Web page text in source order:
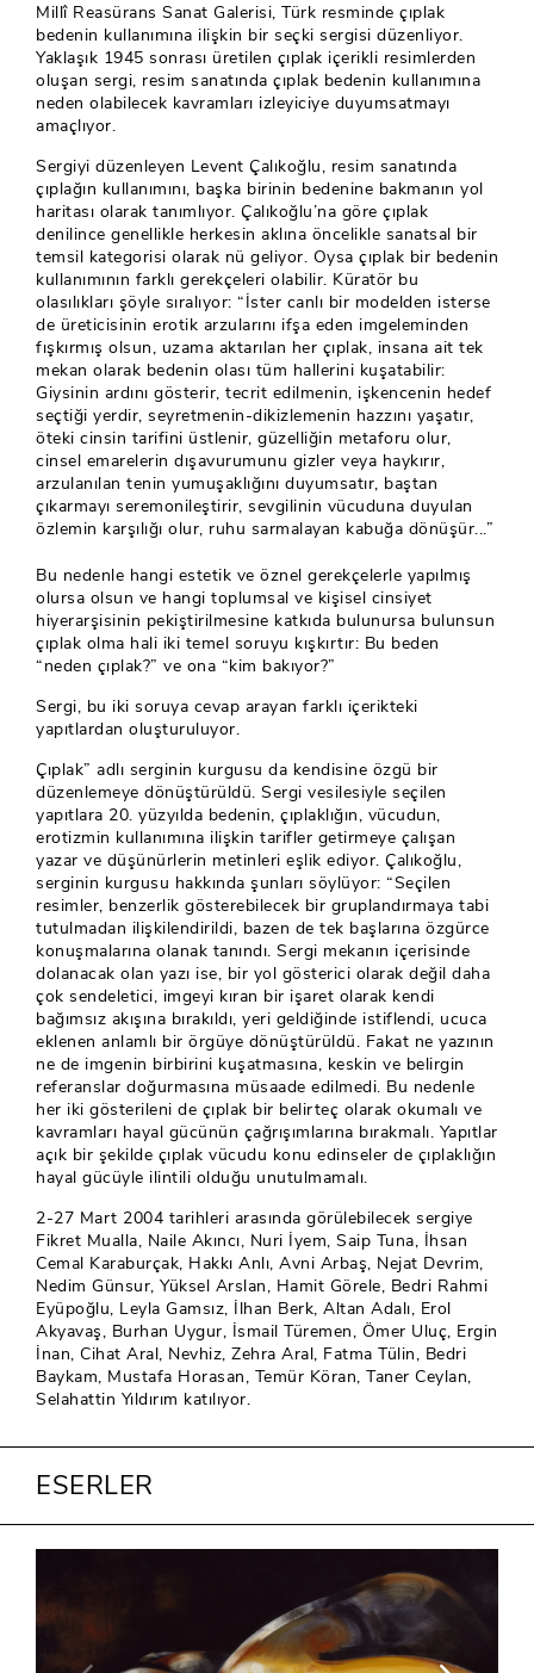
Millî Reasürans Sanat Galerisi, Türk resminde çıplak
bedenin kullanımına ilişkin bir seçki sergisi düzenliyor.
Yaklaşık 1945 sonrası üretilen çıplak içerikli resimlerden
oluşan sergi, resim sanatında çıplak bedenin kullanımına
neden olabilecek kavramları izleyiciye duyumsatmayı
amaçlıyor.
Sergiyi düzenleyen Levent Çalıkoğlu, resim sanatında
çıplağın kullanımını, başka birinin bedenine bakmanın yol
haritası olarak tanımlıyor. Çalıkoğlu’na göre çıplak
denilince genellikle herkesin aklına öncelikle sanatsal bir
temsil kategorisi olarak nü geliyor. Oysa çıplak bir bedenin
kullanımının farklı gerekçeleri olabilir. Küratör bu
olasılıkları şöyle sıralıyor: “İster canlı bir modelden isterse
de üreticisinin erotik arzularını ifşa eden imgeleminden
fışkırmış olsun, uzama aktarılan her çıplak, insana ait tek
mekan olarak bedenin olası tüm hallerini kuşatabilir:
Giysinin ardını gösterir, tecrit edilmenin, işkencenin hedef
seçtiği yerdir, seyretmenin-dikizlemenin hazzını yaşatır,
öteki cinsin tarifini üstlenir, güzelliğin metaforu olur,
cinsel emarelerin dışavurumunu gizler veya haykırır,
arzulanılan tenin yumuşaklığını duyumsatır, baştan
çıkarmayı seremonileştirir, sevgilinin vücuduna duyulan
özlemin karşılığı olur, ruhu sarmalayan kabuğa dönüşür...”
Bu nedenle hangi estetik ve öznel gerekçelerle yapılmış
olursa olsun ve hangi toplumsal ve kişisel cinsiyet
hiyerarşisinin pekiştirilmesine katkıda bulunursa bulunsun
çıplak olma hali iki temel soruyu kışkırtır: Bu beden
“neden çıplak?” ve ona “kim bakıyor?”
Sergi, bu iki soruya cevap arayan farklı içerikteki
yapıtlardan oluşturuluyor.
Çıplak” adlı serginin kurgusu da kendisine özgü bir
düzenlemeye dönüştürüldü. Sergi vesilesiyle seçilen
yapıtlara 20. yüzyılda bedenin, çıplaklığın, vücudun,
erotizmin kullanımına ilişkin tarifler getirmeye çalışan
yazar ve düşünürlerin metinleri eşlik ediyor. Çalıkoğlu,
serginin kurgusu hakkında şunları söylüyor: “Seçilen
resimler, benzerlik gösterebilecek bir gruplandırmaya tabi
tutulmadan ilişkilendirildi, bazen de tek başlarına özgürce
konuşmalarına olanak tanındı. Sergi mekanın içerisinde
dolanacak olan yazı ise, bir yol gösterici olarak değil daha
çok sendeletici, imgeyi kıran bir işaret olarak kendi
bağımsız akışına bırakıldı, yeri geldiğinde istiflendi, ucuca
eklenen anlamlı bir örgüye dönüştürüldü. Fakat ne yazının
ne de imgenin birbirini kuşatmasına, keskin ve belirgin
referanslar doğurmasına müsaade edilmedi. Bu nedenle
her iki gösterileni de çıplak bir belirteç olarak okumalı ve
kavramları hayal gücünün çağrışımlarına bırakmalı. Yapıtlar
açık bir şekilde çıplak vücudu konu edinseler de çıplaklığın
hayal gücüyle ilintili olduğu unutulmamalı.
2-27 Mart 2004 tarihleri arasında görülebilecek sergiye
Fikret Mualla, Naile Akıncı, Nuri İyem, Saip Tuna, İhsan
Cemal Karaburçak, Hakkı Anlı, Avni Arbaş, Nejat Devrim,
Nedim Günsur, Yüksel Arslan, Hamit Görele, Bedri Rahmi
Eyüpoğlu, Leyla Gamsız, İlhan Berk, Altan Adalı, Erol
Akyavaş, Burhan Uygur, İsmail Türemen, Ömer Uluç, Ergin
İnan, Cihat Aral, Nevhiz, Zehra Aral, Fatma Tülin, Bedri
Baykam, Mustafa Horasan, Temür Köran, Taner Ceylan,
Selahattin Yıldırım katılıyor.
ESERLER